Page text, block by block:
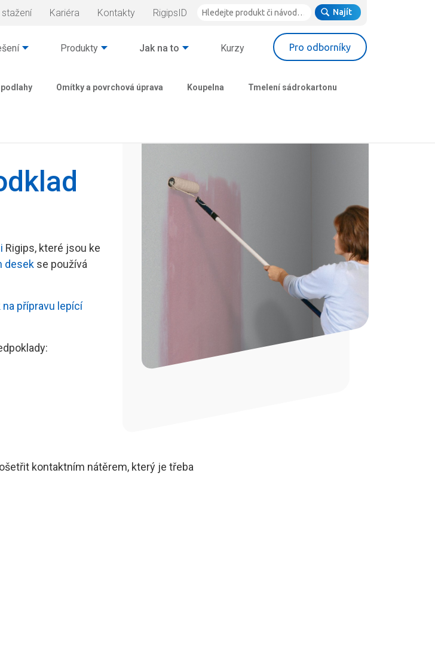
stažení Kariéra Kontakty RigipsID Najít
Produkty Jak na to Kurzy Pro odborníky
Omítky a povrchová úprava Koupelna Tmelení sádrokartonu
Rigips, které jsou ke
desekse používá
na přípravu lepící
kontaktním nátěrem, který je třeba